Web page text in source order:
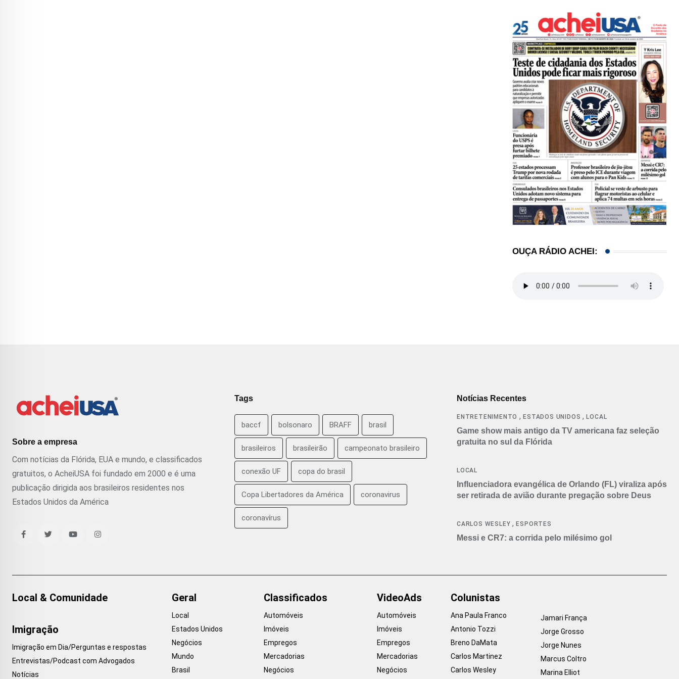
OUÇA RÁDIO ACHEI:
Sobre a empresa
Com notícias da Flórida, EUA e mundo, e classificados
gratuitos, o AcheiUSA foi fundado em 2000 e é uma
publicação dirigida aos brasileiros residentes nos
Estados Unidos da América
Tags
baccf bolsonaro BRAFF brasil
brasileiros brasileirão campeonato brasileiro
conexão UF copa do brasil
Copa Libertadores da América coronavirus
coronavírus
Notícias Recentes
ENTRETENIMENTO ,ESTADOS UNIDOS ,LOCAL
Game show mais antigo da TV americana faz seleção
gratuita no sul da Flórida
LOCAL
Influenciadora evangélica de Orlando (FL) viraliza após
ser retirada de avião durante pregação sobre Deus
CARLOS WESLEY ,ESPORTES
Messi e CR7: a corrida pelo milésimo gol
Local & Comunidade
Imigração
Imigração em Dia/Perguntas e respostas
Entrevistas/Podcast com Advogados
Notícias
Geral
Local
Estados Unidos
Negócios
Mundo
Brasil
Classificados
Automóveis
Imóveis
Empregos
Mercadorias
Negócios
VideoAds
Automóveis
Imóveis
Empregos
Mercadorias
Negócios
Colunistas
Ana Paula Franco
Antonio Tozzi
Breno DaMata
Carlos Martinez
Carlos Wesley
Jamari França
Jorge Grosso
Jorge Nunes
Marcus Coltro
Marina Elliot